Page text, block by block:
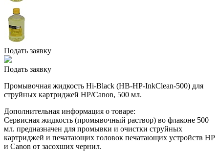
Подать заявку
Подать заявку
Промывочная жидкость Hi-Black (HB-HP-InkClean-500) для
струйных картриджей HP/Canon, 500 мл.
Дополнительная информация о товаре:
Сервисная жидкость (промывочный раствор) во флаконе 500
мл. предназначен для промывки и очистки струйных
картриджей и печатающих головок печатающих устройств HP
и Canon от засохших чернил.